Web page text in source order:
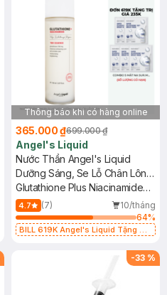
Thông báo khi có hàng online
365.000 ₫699.000 ₫
Angel's Liquid
Nước Thần Angel's Liquid
Dưỡng Sáng, Se Lỗ Chân Lông
150ml
Glutathione Plus Niacinamide
700V Essence
4.7 (7)
10/tháng
64%
BILL 619K Angel's Liquid Tặng 01
-33 %